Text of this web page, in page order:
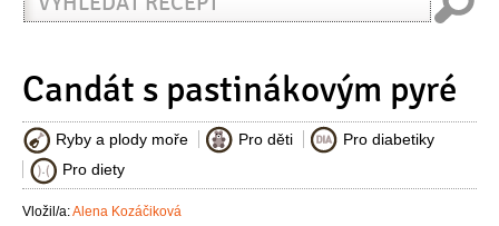
recept
Candát s pastinákovým pyré
Ryby a plody moře Pro děti
Pro diabetiky
Pro diety
Vložil/a:Alena Kozáčiková